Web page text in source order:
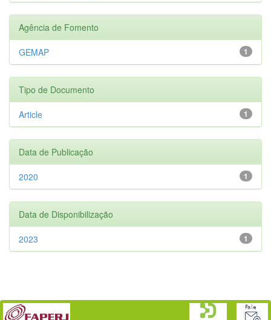
Agência de Fomento
1
GEMAP
Tipo de Documento
1
Article
Data de Publicação
1
2020
Data de Disponibilização
1
2023